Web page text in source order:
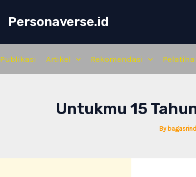
Personaverse.id
Publikasi Artikel Rekomendasi
Untukmu 15
By